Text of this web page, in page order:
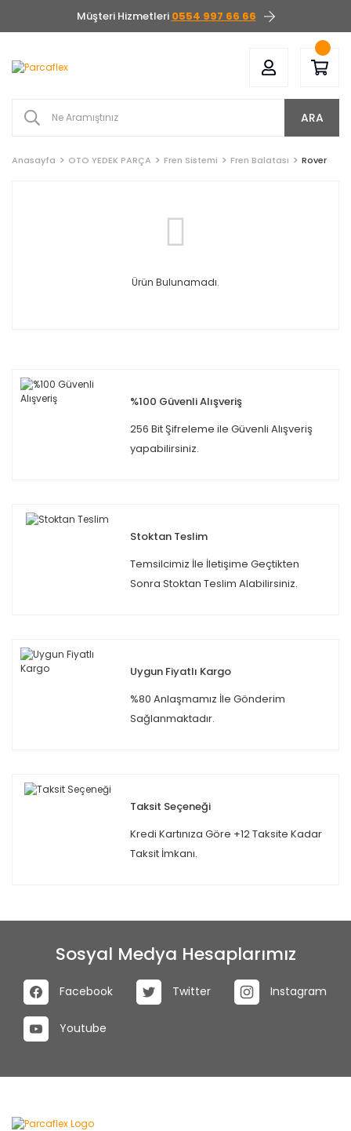
Müşteri Hizmetleri 0554 997 66 66
ARA
Anasayfa OTO YEDEK PARÇA Fren Sistemi Fren Balatası Rover
Ürün Bulunamadı.
%100 Güvenli Alışveriş
256 Bit Şifreleme ile Güvenli Alışveriş
yapabilirsiniz.
Stoktan Teslim
Temsilcimiz İle İletişime Geçtikten
Sonra Stoktan Teslim Alabilirsiniz.
Uygun Fiyatlı Kargo
%80 Anlaşmamız İle Gönderim
Sağlanmaktadır.
Taksit Seçeneği
Kredi Kartınıza Göre +12 Taksite Kadar
Taksit İmkanı.
Sosyal Medya Hesaplarımız
Facebook Twitter Instagram
Youtube